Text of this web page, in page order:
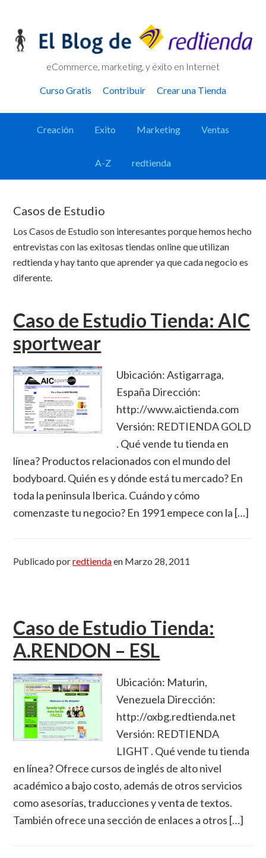
links
primary
content
primary
eCommerce, marketing, y éxito en Internet
Header
Curso Gratis Contribuir Crear una Tienda
MainCreación Exito Marketing Ventas
A-Z redtienda
Casos de Estudio
Los Casos de Estudio son interesantes porque hemos hecho
entrevistas con las exitosas tiendas online que utilizan
redtienda y hay tanto que aprender ya que cada negocio es
diferente.
Caso de Estudio Tienda: AIC
sportwear
Ubicación: Astigarraga,
España Dirección:
http://www.aictienda.com
Versión: REDTIENDA GOLD
. Qué vende tu tienda en
línea? Productos relacionados con el mundo del
bodyboard. Quién es y dónde está tu mercado? En
toda la peninsula Iberica. Cuándo y cómo
comenzaste tu negocio? En 1991 empece con la […]
Publicado porredtiendaen Marzo 28, 2011
Caso de Estudio Tienda:
A.RENDON – ESL
Ubicación: Maturin,
Venezuela Dirección:
http://oxbg.redtienda.net
Versión: REDTIENDA
LIGHT . Qué vende tu tienda
en línea? Ofrece cursos de inglés de alto nivel
académico a bajo costo, además de otros servicios
como asesorías, traducciones y venta de textos.
También ofrece una sección de enlaces a otros […]